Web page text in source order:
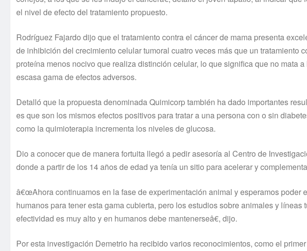
el nivel de efecto del tratamiento propuesto.
Rodrí­guez Fajardo dijo que el tratamiento contra el cáncer de mama presenta
de inhibición del crecimiento celular tumoral cuatro veces más que un tratamiento
proteí­na menos nocivo que realiza distinción celular, lo que significa que no mata
escasa gama de efectos adversos.
Detalló que la propuesta denominada Quimicorp también ha dado importantes
es que son los mismos efectos positivos para tratar a una persona con o sin
como la quimioterapia incrementa los niveles de glucosa.
Dio a conocer que de manera fortuita llegó a pedir asesorí­a al Centro de
donde a partir de los 14 años de edad ya tení­a un sitio para acelerar y
â€œAhora continuamos en la fase de experimentación animal y esperamos poder
humanos para tener esta gama cubierta, pero los estudios sobre animales y
efectividad es muy alto y en humanos debe mantenerseâ€, dijo.
Por esta investigación Demetrio ha recibido varios reconocimientos, como el